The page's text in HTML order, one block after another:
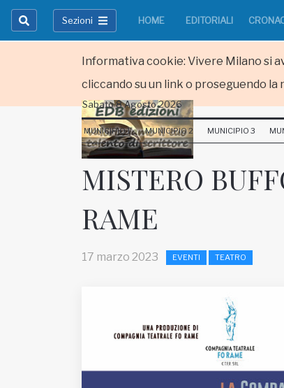
Informativa cookie: Vivere Milano si
cliccando su un link o proseguendo la
Sezioni HOME EDITORIALI
Inviateci le vostre segnalazioni
Iscriviti alla newsletter
Sabato 8 Agosto 2026
MUNICIPIO 1 MUNICIPIO 2 MUNICIPIO 3
MISTERO
RAME
17 marzo 2023 EVENTI TEATRO